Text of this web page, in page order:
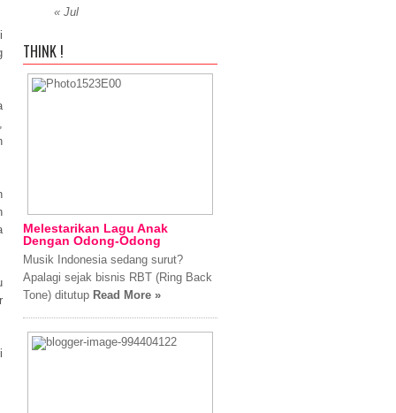
« Jul
THINK !
Melestarikan Lagu Anak
Dengan Odong-Odong
Musik Indonesia sedang surut?
Apalagi sejak bisnis RBT (Ring Back
Tone) ditutup Read More »